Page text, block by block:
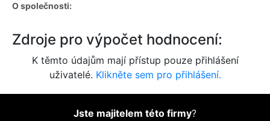
O společnosti:
Zdroje pro výpočet hodnocení:
K těmto údajům mají přístup pouze přihlášení
uživatelé. Klikněte sem pro přihlášení.
Jste majitelem této firmy?